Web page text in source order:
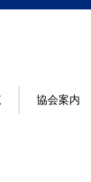
協会案内